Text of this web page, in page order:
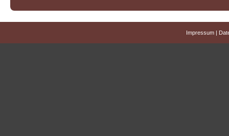
Impressum|